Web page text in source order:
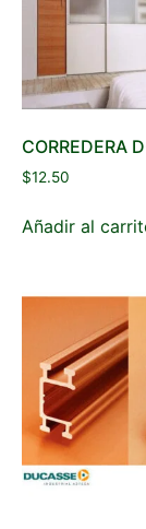
CORREDERA
$12.50
Añadir al